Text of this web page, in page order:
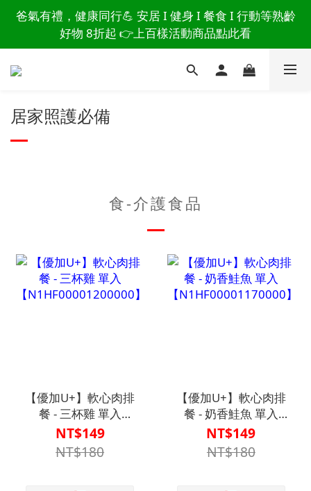
讀懂爸爸總說「不用買」的堅強 👉 3大生活貼心巧
思，找回他的生活主導權
爸氣有禮，健康同行💪 安居 I 健身 I 餐食 I 行動等熟齡
好物 8折起 👉上百樣活動商品點此看
讀懂爸爸總說「不用買」的堅強 👉 3大生活貼心巧
思，找回他的生活主導權
居家照護必備
食-介護食品
【優加U+】軟心肉排
餐 - 三杯雞 單入
【N1HF00001200000】
NT$149
NT$180
【優加U+】軟心肉排
餐 - 奶香鮭魚 單入
【N1HF00001170000】
NT$149
NT$180